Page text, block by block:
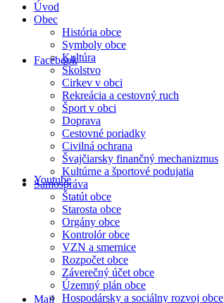
Facebook
Youtube
Mail
Úvod
Obec
História obce
Symboly obce
Kultúra
Školstvo
Cirkev v obci
Rekreácia a cestovný ruch
Šport v obci
Doprava
Cestovné poriadky
Civilná ochrana
Švajčiarsky finančný mechanizmus
Kultúrne a športové podujatia
Samospráva
Štatút obce
Starosta obce
Orgány obce
Kontrolór obce
VZN a smernice
Rozpočet obce
Záverečný účet obce
Územný plán obce
Hospodársky a sociálny rozvoj obce